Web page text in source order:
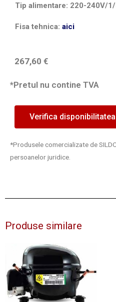
Tip alimentare: 220-240V/
Fisa tehnica: aici
267,60 €
*Pretul nu contine TVA
Verifica disponibilitatea
*Produsele comercializate de
persoanelor juridice.
Produse similare